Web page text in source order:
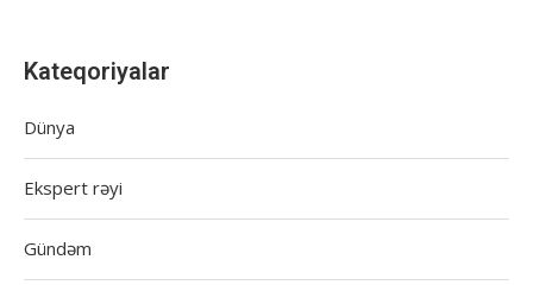
Kateqoriyalar
Dünya
Ekspert rəyi
Gündəm